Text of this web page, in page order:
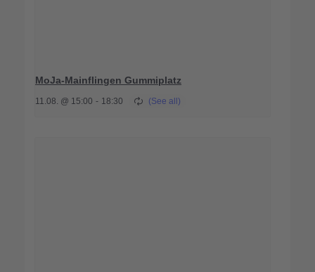
MoJa-Mainflingen Gummiplatz
11.08. @ 15:00 - 18:30